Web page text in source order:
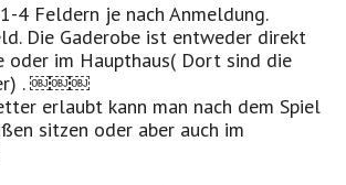
4 Feldern je nach Anmeldung.
Die Gaderobe ist entweder direkt
oder im Haupthaus( Dort sind die
. ￼￼￼
erlaubt kann man nach dem Spiel
sitzen oder aber auch im